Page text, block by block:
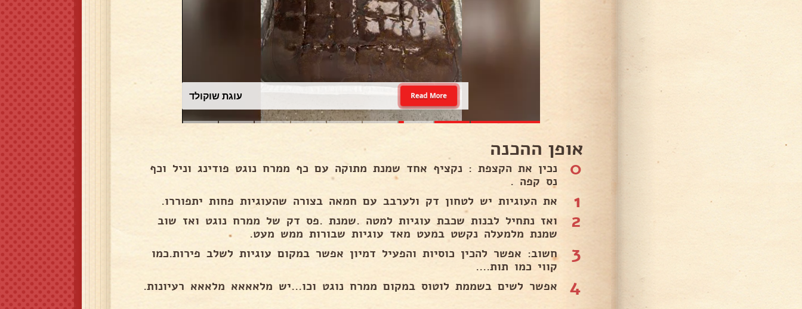
עוגת שוקולד Read More
אופן ההכנה
0
נכין את הקצפת : נקציף אחד שמנת מתוקה עם כף ממרח נוגט פודינג וניל וכף
נס קפה .
1 את העוגיות יש לטחון דק ולערבב עם חמאה בצורה שהעוגיות פחות יתפוררו.
2
ואז נתחיל לבנות שכבת עוגיות למטה .שמנת .פס דק של ממרח נוגט ואז שוב
שמנת מלמעלה נקשט במעט מאד עוגיות שבורות ממש מעט.
3
חשוב: אפשר להכין כוסיות והפעיל דמיון אפשר במקום עוגיות לשלב פירות.כמו
קווי כמו תות....
4 אפשר לשים בשממת לוטוס במקום ממרח נוגט וכו...יש מלאאאא מלאאא רעיונות.